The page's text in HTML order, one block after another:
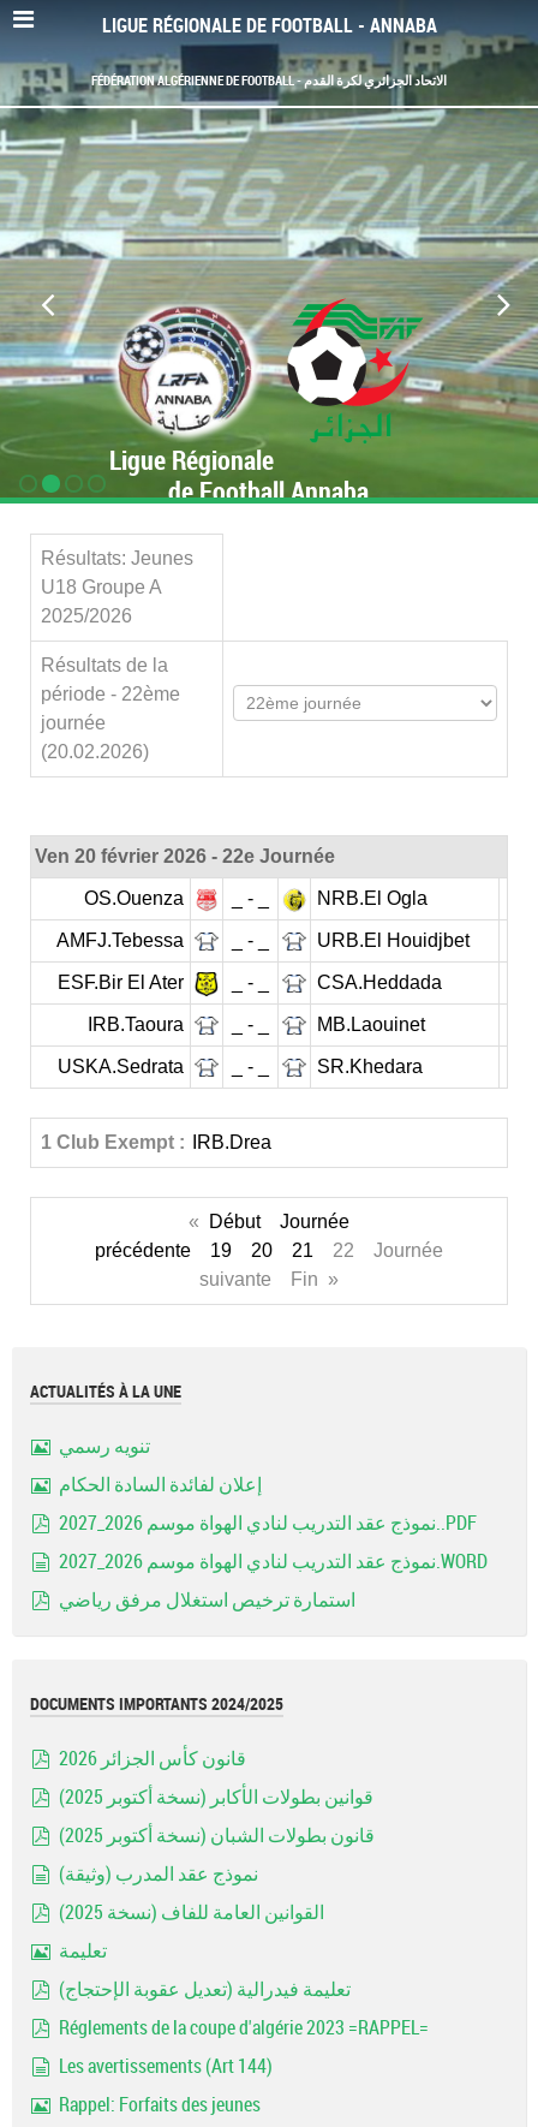
LIGUE RÉGIONALE DE FOOTBALL - ANNABA
FÉDÉRATION ALGÉRIENNE DE FOOTBALL - الاتحاد الجزائري لكرة القدم
Ligue Régionale
de Football Annaba
Résultats: Jeunes
U18 Groupe A
2025/2026
Résultats de la
période - 22ème
journée
(20.02.2026)
Ven 20 février 2026 - 22e Journée
OS.Ouenza _ - _ NRB.El Ogla
AMFJ.Tebessa _ - _ URB.El Houidjbet
ESF.Bir El Ater _ - _ CSA.Heddada
IRB.Taoura _ - _ MB.Laouinet
USKA.Sedrata _ - _ SR.Khedara
1 Club Exempt : IRB.Drea
« Début
Journée
précédente
19 20 21 22 Journée
suivante Fin »
ACTUALITÉS À LA UNE
تنويه رسمي
إعلان لفائدة السادة الحكام
نموذج عقد التدريب لنادي الهواة موسم 2026_2027..PDF
نموذج عقد التدريب لنادي الهواة موسم 2026_2027.WORD
استمارة ترخيص استغلال مرفق رياضي
DOCUMENTS IMPORTANTS 2024/2025
قانون كأس الجزائر 2026
قوانين بطولات الأكابر (نسخة أكتوبر 2025)
قانون بطولات الشبان (نسخة أكتوبر 2025)
نموذج عقد المدرب (وثيقة)
القوانين العامة للفاف (نسخة 2025)
تعليمة
تعليمة فيدرالية (تعديل عقوبة الإحتجاج)
Réglements de la coupe d'algérie 2023 =RAPPEL=
Les avertissements (Art 144)
Rappel: Forfaits des jeunes